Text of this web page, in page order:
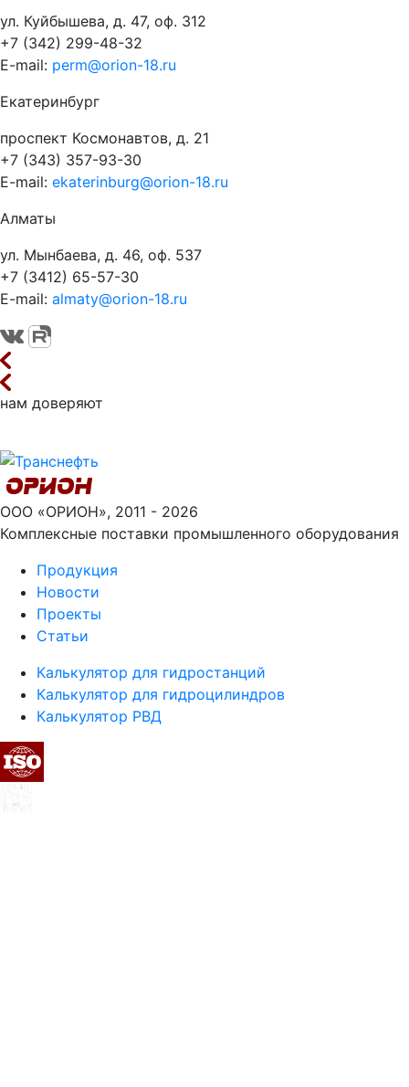
ул. Куйбышева, д. 47, оф. 312
+7 (342) 299-48-32
E-mail: perm@orion-18.ru
Екатеринбург
проспект Космонавтов, д. 21
+7 (343) 357-93-30
E-mail: ekaterinburg@orion-18.ru
Алматы
ул. Мынбаева, д. 46, оф. 537
+7 (3412) 65-57-30
E-mail: almaty@orion-18.ru
нам доверяют
ООО «ОРИОН», 2011 - 2026
Комплексные поставки промышленного оборудования
Продукция
Новости
Проекты
Статьи
Калькулятор для гидростанций
Калькулятор для гидроцилиндров
Калькулятор РВД